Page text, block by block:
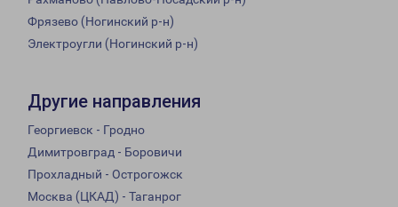
Фрязево (Ногинский р-н)
Электроугли (Ногинский р-н)
Другие направления
Георгиевск - Гродно
Димитровград - Боровичи
Прохладный - Острогожск
Москва (ЦКАД) - Таганрог